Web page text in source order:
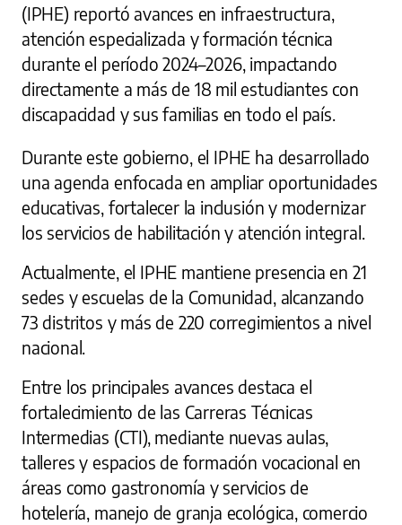
(IPHE) reportó avances en infraestructura,
atención especializada y formación técnica
durante el período 2024–2026, impactando
directamente a más de 18 mil estudiantes con
discapacidad y sus familias en todo el país.
Durante este gobierno, el IPHE ha desarrollado
una agenda enfocada en ampliar oportunidades
educativas, fortalecer la inclusión y modernizar
los servicios de habilitación y atención integral.
Actualmente, el IPHE mantiene presencia en 21
sedes y escuelas de la Comunidad, alcanzando
73 distritos y más de 220 corregimientos a nivel
nacional.
Entre los principales avances destaca el
fortalecimiento de las Carreras Técnicas
Intermedias (CTI), mediante nuevas aulas,
talleres y espacios de formación vocacional en
áreas como gastronomía y servicios de
hotelería, manejo de granja ecológica, comercio